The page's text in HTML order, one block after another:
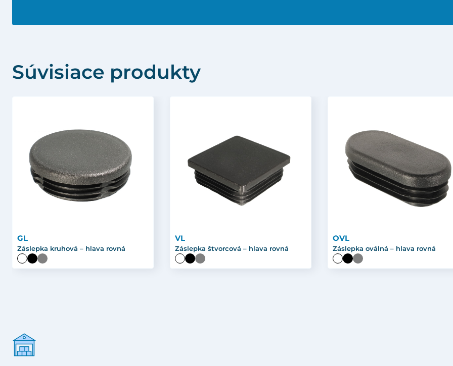
Súvisiace produkty
GL
Záslepka kruhová – hlava rovná
VL
Záslepka štvorcová – hlava rovná
OVL
Záslepka oválná – hlava rovná